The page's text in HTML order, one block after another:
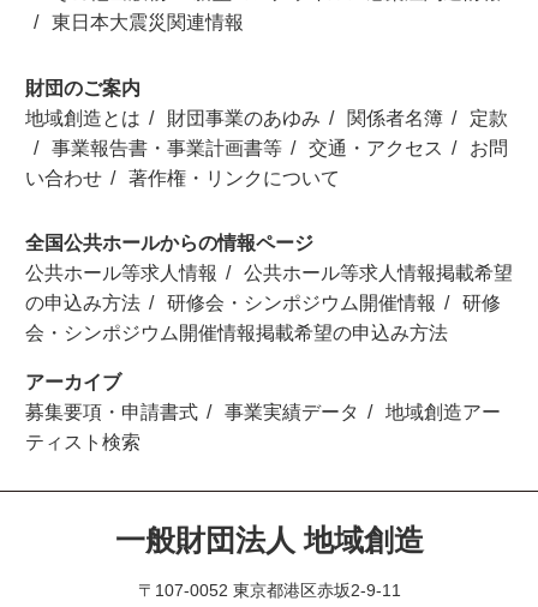
東日本大震災関連情報
財団のご案内
地域創造とは
財団事業のあゆみ 関係者名簿
定款
事業報告書・事業計画書等
交通・アクセス
お問
い合わせ
著作権・リンクについて
全国公共ホールからの情報ページ
公共ホール等求人情報
公共ホール等求人情報掲載希望
の申込み方法
研修会・シンポジウム開催情報
研修
会・シンポジウム開催情報掲載希望の申込み方法
アーカイブ
募集要項・申請書式
事業実績データ
地域創造アー
ティスト検索
一般財団法人 地域創造
〒107-0052 東京都港区赤坂2-9-11